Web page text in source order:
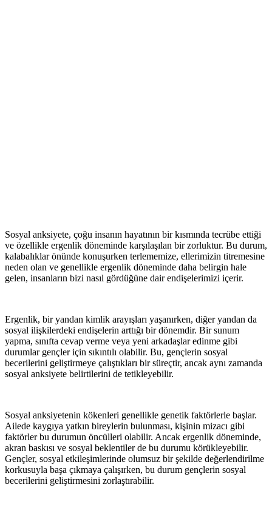
Sosyal anksiyete, çoğu insanın hayatının bir kısmında tecrübe ettiği
ve özellikle ergenlik döneminde karşılaşılan bir zorluktur. Bu durum,
kalabalıklar önünde konuşurken terlememize, ellerimizin titremesine
neden olan ve genellikle ergenlik döneminde daha belirgin hale
gelen, insanların bizi nasıl gördüğüne dair endişelerimizi içerir.
Ergenlik, bir yandan kimlik arayışları yaşanırken, diğer yandan da
sosyal ilişkilerdeki endişelerin arttığı bir dönemdir. Bir sunum
yapma, sınıfta cevap verme veya yeni arkadaşlar edinme gibi
durumlar gençler için sıkıntılı olabilir. Bu, gençlerin sosyal
becerilerini geliştirmeye çalıştıkları bir süreçtir, ancak aynı zamanda
sosyal anksiyete belirtilerini de tetikleyebilir.
Sosyal anksiyetenin kökenleri genellikle genetik faktörlerle başlar.
Ailede kaygıya yatkın bireylerin bulunması, kişinin mizacı gibi
faktörler bu durumun öncülleri olabilir. Ancak ergenlik döneminde,
akran baskısı ve sosyal beklentiler de bu durumu körükleyebilir.
Gençler, sosyal etkileşimlerinde olumsuz bir şekilde değerlendirilme
korkusuyla başa çıkmaya çalışırken, bu durum gençlerin sosyal
becerilerini geliştirmesini zorlaştırabilir.